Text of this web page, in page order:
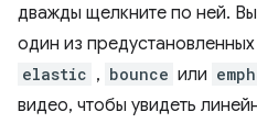
дважды щелкните по ней.
один из
elastic , bounce или
видео, чтобы увидеть